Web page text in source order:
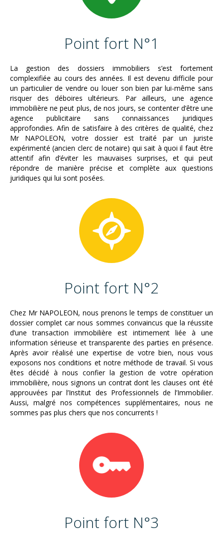
Point fort N°1
La gestion des dossiers immobiliers s’est fortement
complexifiée au cours des années. Il est devenu difficile pour
un particulier de vendre ou louer son bien par lui-même sans
risquer des déboires ultérieurs. Par ailleurs, une agence
immobilière ne peut plus, de nos jours, se contenter d’être une
agence publicitaire sans connaissances juridiques
approfondies. Afin de satisfaire à des critères de qualité, chez
Mr NAPOLEON, votre dossier est traité par un juriste
expérimenté (ancien clerc de notaire) qui sait à quoi il faut être
attentif afin d’éviter les mauvaises surprises, et qui peut
répondre de manière précise et complète aux questions
juridiques qui lui sont posées.
Point fort N°2
Chez Mr NAPOLEON, nous prenons le temps de constituer un
dossier complet car nous sommes convaincus que la réussite
d’une transaction immobilière est intimement liée à une
information sérieuse et transparente des parties en présence.
Après avoir réalisé une expertise de votre bien, nous vous
exposons nos conditions et notre méthode de travail. Si vous
êtes décidé à nous confier la gestion de votre opération
immobilière, nous signons un contrat dont les clauses ont été
approuvées par l’Institut des Professionnels de l’Immobilier.
Aussi, malgré nos compétences supplémentaires, nous ne
sommes pas plus chers que nos concurrents !
Point fort N°3